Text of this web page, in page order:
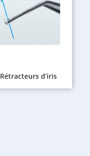
Rétracteurs d’iris